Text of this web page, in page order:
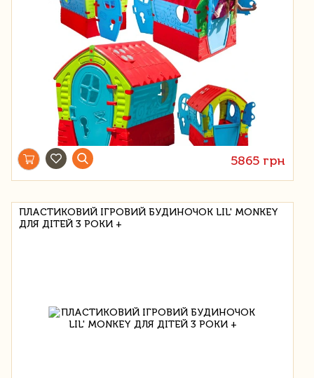
5865 грн
ПЛАСТИКОВИЙ ІГРОВИЙ БУДИНОЧОК LIL' MONKEY
ДЛЯ ДІТЕЙ 3 РОКИ +